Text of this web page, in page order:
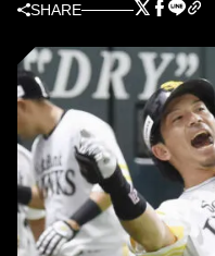
SHARE